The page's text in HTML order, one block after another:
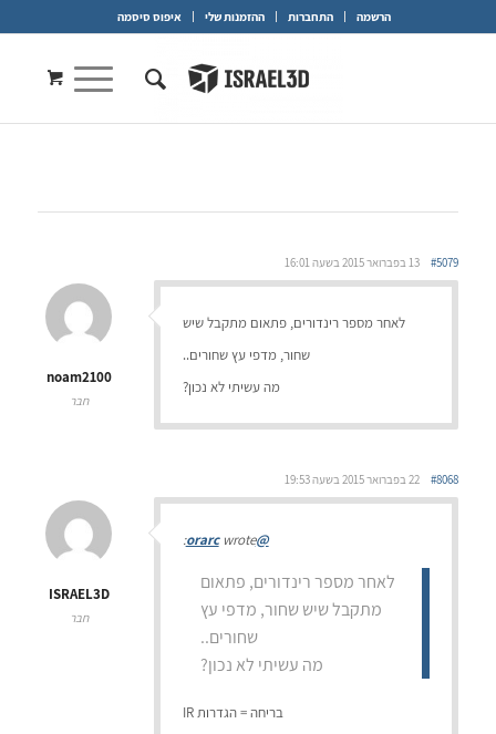
הרשמה התחברות ההזמנות שלי איפוס סיסמה
13 בפברואר 2015 בשעה 16:01 #5079
noam2100
חבר
לאחר מספר רינדורים, פתאום מתקבל שיש
שחור, מדפי עץ שחורים..
מה עשיתי לא נכון?
22 בפברואר 2015 בשעה 19:53 #8068
ISRAEL3D
חבר
@orarc
wrote:
לאחר מספר רינדורים, פתאום
מתקבל שיש שחור, מדפי עץ
שחורים..
מה עשיתי לא נכון?
בריחה = הגדרות IR